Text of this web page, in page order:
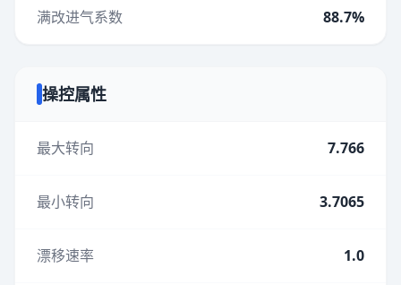
满改进气系数 88.7%
操控属性
最大转向 7.766
最小转向 3.7065
漂移速率 1.0